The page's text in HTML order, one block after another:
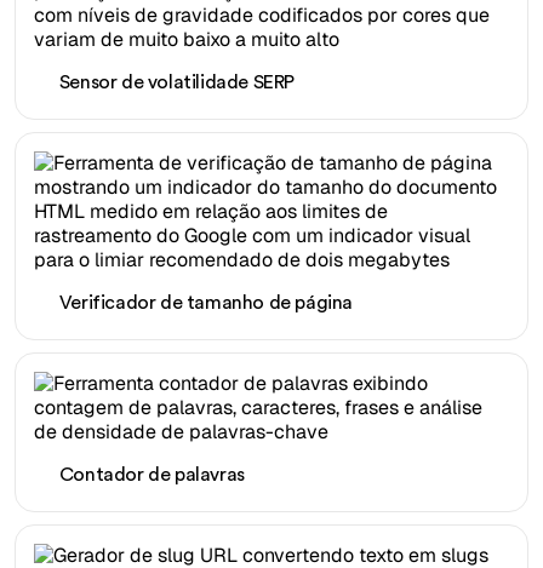
Sensor de volatilidade SERP
Verificador de tamanho de página
Contador de palavras